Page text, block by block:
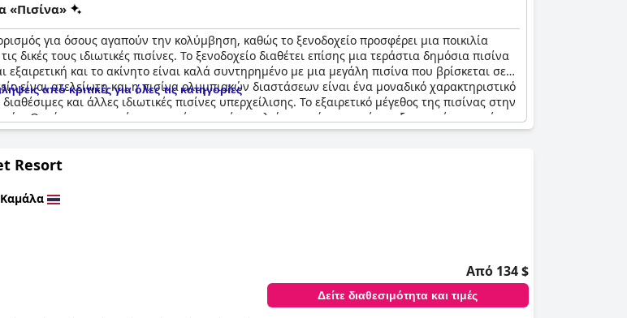
«Πισίνα»
για όσους αγαπούν την κολύμβηση, καθώς το ξενοδοχείο προσφέρει μια ποικιλία
τους ιδιωτικές πισίνες. Το ξενοδοχείο διαθέτει επίσης μια τεράστια δημόσια πισίνα
και το ακίνητο είναι καλά συντηρημένο με μια μεγάλη πισίνα που βρίσκεται σε
είναι ατελείωτη και η πισίνα ολυμπιακών διαστάσεων είναι ένα μοναδικό χαρακτηριστικό
και άλλες ιδιωτικές πισίνες υπερχείλισης. Το εξαιρετικό μέγεθος της πισίνας στην
Ωστόσο, σε μερικές αρνητικές κριτικές σχολιάστηκε ότι ορισμένες εξωτερικές μπανιέρες
αυτό δεν εμπόδισε τους επισκέπτες να απολαύσουν τη διαμονή τους, ειδικά με την
το ξενοδοχείο προσφέρει ένα απίστευτο φυσικό περιβάλλον, όπου οι επισκέπτες
ορεινή περιοχή. Το ξενοδοχείο επαινέθηκε επίσης για τις εξαιρετικές ανέσεις και
του ξενοδοχείου είναι εκπληκτική, αλλά σε ορισμένες αρνητικές κριτικές
που δεν είναι κατάλληλη για κολύμπι. Ανεξάρτητα από αυτό, η πισίνα και η θέα
από κριτικές για όλες τις κατηγορίες
Resort
Από 134 $
Δείτε διαθεσιμότητα και τιμές